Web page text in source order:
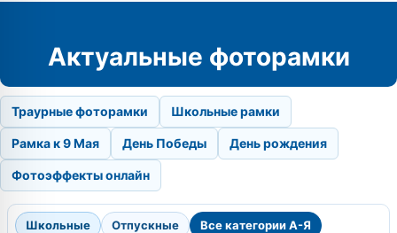
Актуальные фоторамки
Траурные фоторамки Школьные рамки
Рамка к 9 Мая День Победы День рождения
Фотоэффекты онлайн
Школьные Отпускные Все категории А-Я